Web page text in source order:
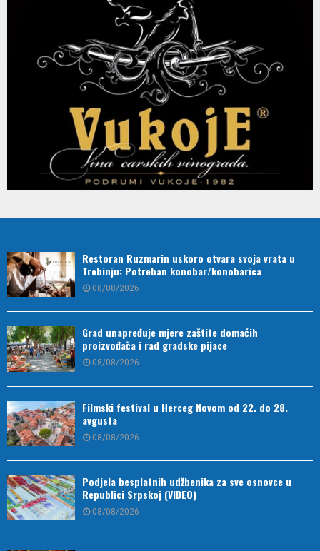
Restoran Ruzmarin uskoro otvara svoja vrata u
Trebinju: Potreban konobar/konobarica
08/08/2026
Grad unapređuje mjere zaštite domaćih
proizvođača i rad gradske pijace
08/08/2026
Filmski festival u Herceg Novom od 22. do 28.
avgusta
08/08/2026
Podjela besplatnih udžbenika za sve osnovce u
Republici Srpskoj (VIDEO)
08/08/2026